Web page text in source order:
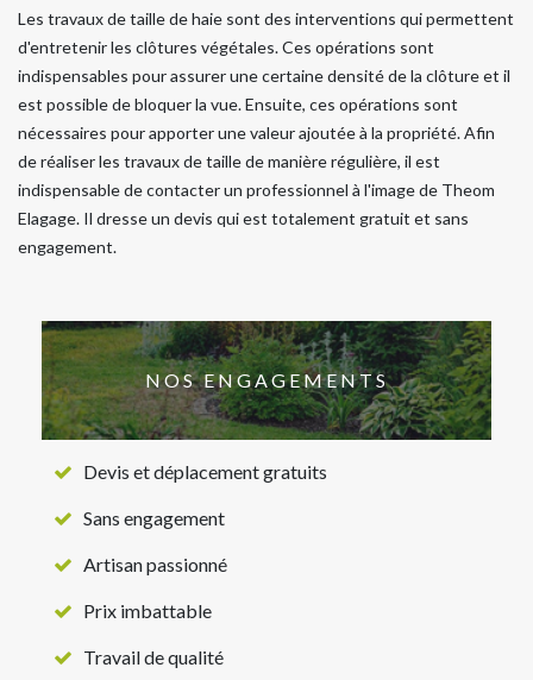
Les travaux de taille de haie sont des interventions qui permettent
d'entretenir les clôtures végétales. Ces opérations sont
indispensables pour assurer une certaine densité de la clôture et il
est possible de bloquer la vue. Ensuite, ces opérations sont
nécessaires pour apporter une valeur ajoutée à la propriété. Afin
de réaliser les travaux de taille de manière régulière, il est
indispensable de contacter un professionnel à l'image de Theom
Elagage. Il dresse un devis qui est totalement gratuit et sans
engagement.
NOS ENGAGEMENTS
Devis et déplacement gratuits
Sans engagement
Artisan passionné
Prix imbattable
Travail de qualité